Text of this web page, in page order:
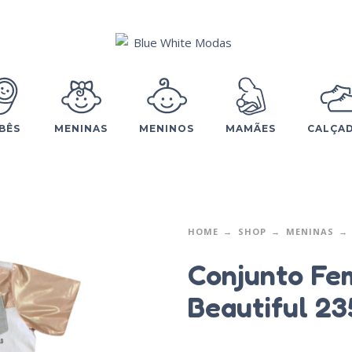
MENINAS MENINOS MAMÃES
HOME SHOP MENINAS
Conjunto
Beautiful